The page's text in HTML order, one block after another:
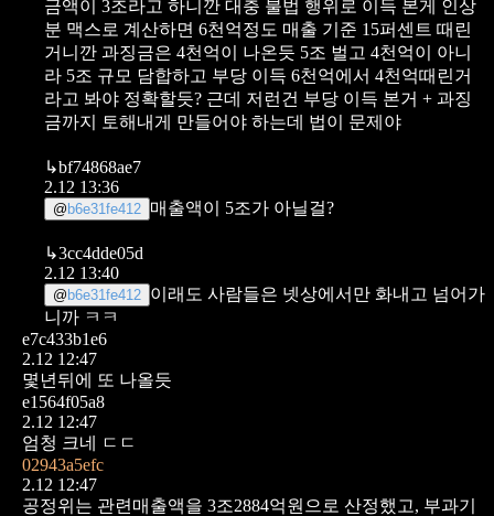
금액이 3조라고 하니깐 대충 불법 행위로 이득 본게 인상
분 맥스로 계산하면 6천억정도 매출 기준 15퍼센트 때린
거니깐 과징금은 4천억이 나온듯 5조 벌고 4천억이 아니
라 5조 규모 담합하고 부당 이득 6천억에서 4천억때린거
라고 봐야 정확할듯? 근데 저런건 부당 이득 본거 + 과징
금까지 토해내게 만들어야 하는데 법이 문제야
↳bf74868ae7
2.12 13:36
@ b6e31fe412 매출액이 5조가 아닐걸?
↳3cc4dde05d
2.12 13:40
@ b6e31fe412 이래도 사람들은 넷상에서만 화내고 넘어가
니까 ㅋㅋ
e7c433b1e6
2.12 12:47
몇년뒤에 또 나올듯
e1564f05a8
2.12 12:47
엄청 크네 ㄷㄷ
02943a5efc
2.12 12:47
공정위는 관련매출액을 3조2884억원으로 산정했고, 부과기